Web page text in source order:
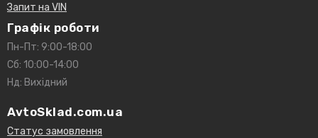
Запит на VIN
Графік роботи
Пн-Пт: 9:00-18:00
Сб: 10:00-14:00
Нд: Вихідний
AvtoSklad.com.ua
Статус замовлення